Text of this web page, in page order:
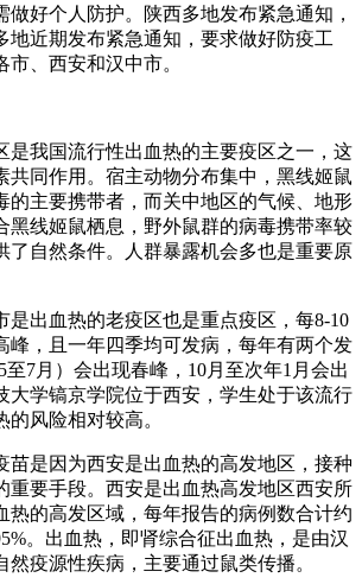
做好个人防护。陕西多地发布紧急通知，
地近期发布紧急通知，要求做好防疫工
、西安和汉中市。
是我国流行性出血热的主要疫区之一，这
共同作用。宿主动物分布集中，黑线姬鼠
的主要携带者，而关中地区的气候、地形
黑线姬鼠栖息，野外鼠群的病毒携带率较
了自然条件。人群暴露机会多也是重要原
是出血热的老疫区也是重点疫区，每8-10
峰，且一年四季均可发病，每年有两个发
至7月）会出现春峰，10月至次年1月会出
大学镐京学院位于西安，学生处于该流行
风险相对较高。
苗是因为西安是出血热的高发地区，接种
重要手段。西安是出血热高发地区西安所
热的高发区域，每年报告的病例数合计约
。出血热，即肾综合征出血热，是由汉
然疫源性疾病，主要通过鼠类传播。